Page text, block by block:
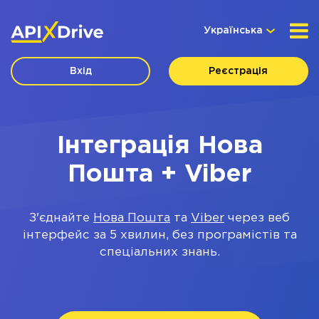
Українська
Вхід Реєстрація
Інтеграція Нова
Пошта + Viber
З'єднайте Нова Пошта та Viber через веб
інтерфейс за 5 хвилин, без програмістів та
спеціальних знань.